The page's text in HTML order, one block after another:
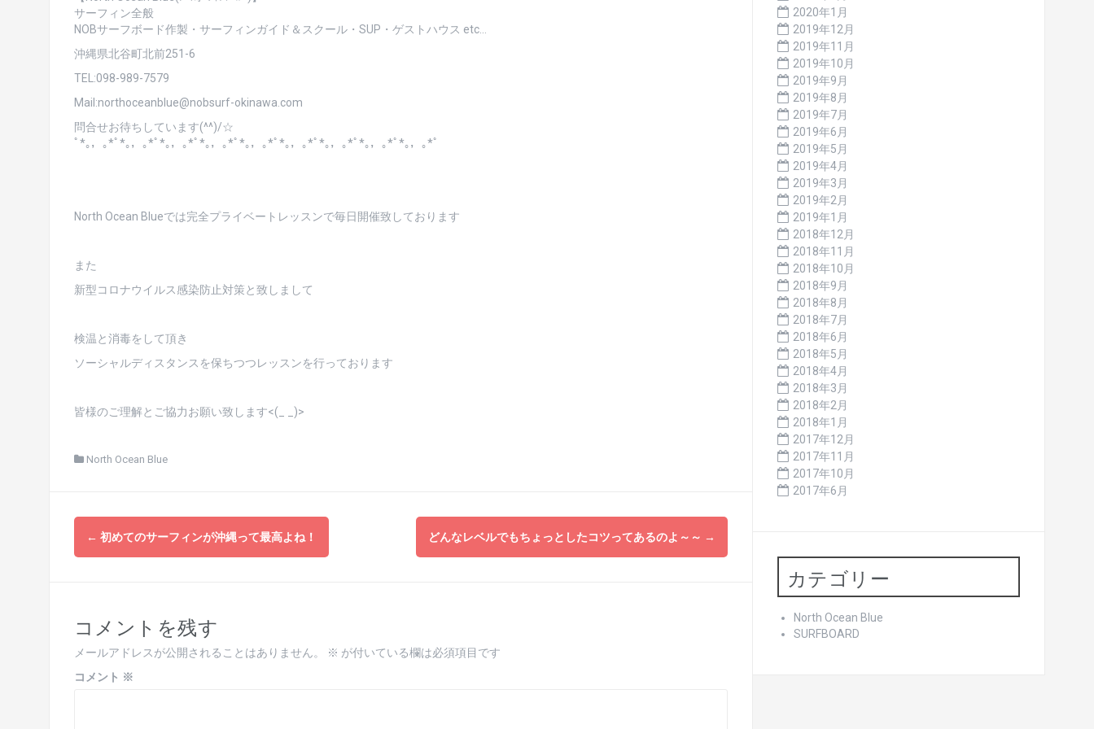
サーフィン全般
NOBサーフボード作製・サーフィンガイド＆スクール・SUP・ゲストハウス etc…
沖縄県北谷町北前251-6
TEL:098-989-7579
Mail:northoceanblue@nobsurf-okinawa.com
問合せお待ちしています(^^)/☆
ﾟ*｡，｡*ﾟ*｡，｡*ﾟ*｡，｡*ﾟ*｡，｡*ﾟ*｡，｡*ﾟ*｡，｡*ﾟ*｡，｡*ﾟ*｡，｡*ﾟ*｡，｡*ﾟ
North Ocean Blueでは完全プライベートレッスンで毎日開催致しております
また
新型コロナウイルス感染防止対策と致しまして
検温と消毒をして頂き
ソーシャルディスタンスを保ちつつレッスンを行っております
皆様のご理解とご協力お願い致します<(_ _)>
North Ocean Blue
投
稿
ビ
ゲ
ー
← 初めてのサーフィンが沖縄って最高よね！ どんなレベルでもちょっとしたコツってあるのよ～～ →
コメントを残す
メールアドレスが公開されることはありません。 ※ が付いている欄は必須項目です
コメント ※
2020年1月
2019年12月
2019年11月
2019年10月
2019年9月
2019年8月
2019年7月
2019年6月
2019年5月
2019年4月
2019年3月
2019年2月
2019年1月
2018年12月
2018年11月
2018年10月
2018年9月
2018年8月
2018年7月
2018年6月
2018年5月
2018年4月
2018年3月
2018年2月
2018年1月
2017年12月
2017年11月
2017年10月
2017年6月
カテゴリー
North Ocean Blue
SURFBOARD